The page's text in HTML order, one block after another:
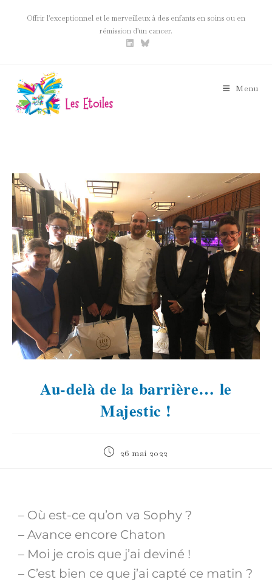
Offrir l'exceptionnel et le merveilleux à des enfants en soins ou en
rémission d'un cancer.
Menu
Au-delà de la barrière… le
Majestic !
26 mai 2022
– Où est-ce qu’on va Sophy ?
– Avance encore Chaton
– Moi je crois que j’ai deviné !
– C’est bien ce que j’ai capté ce matin ?